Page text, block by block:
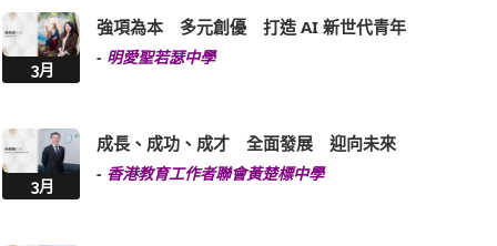
3月
強項為本 多元創優 打造 AI 新世代青年
- 明愛聖若瑟中學
3月
成長、成功、成才 全面發展 迎向未來
- 香港教育工作者聯會黃楚標中學